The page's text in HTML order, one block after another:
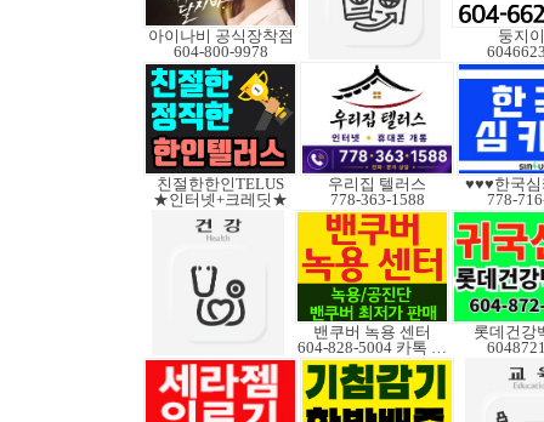
아이나비 공식장착점
604-800-9978
둥지
친절한한인TELUS
★인터넷+크레딧★
우리집 텔러스
778-363-1588
♥♥♥한국
778-
밴쿠버 녹용 센터
604-828-5004 카톡 Elkcanada
롯데건강